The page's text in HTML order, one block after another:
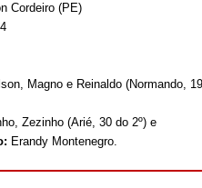
Cordeiro (PE)
Magno e Reinaldo (Normando,
Zezinho (Arié, 30 do 2º) e
Erandy Montenegro.